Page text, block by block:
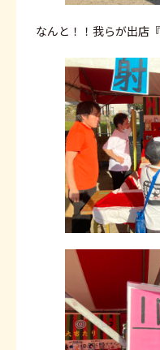
なんと！！我らが出店